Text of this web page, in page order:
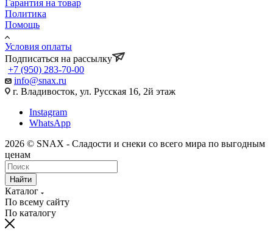
Гарантия на товар
Политика
Помощь
Условия оплаты
Подписаться на рассылку
+7 (950) 283-70-00
info@snax.ru
г. Владивосток, ул. Русская 16, 2й этаж
Instagram
WhatsApp
2026 © SNAX - Сладости и снеки со всего мира по выгодным
ценам
Найти
Каталог
По всему сайту
По каталогу